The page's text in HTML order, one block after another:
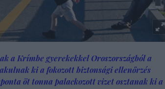
a Krímbe gyerekekkel Oroszországból a
ki a fokozott biztonsági ellenőrzés
öt tonna palackozott vizet osztanak ki a